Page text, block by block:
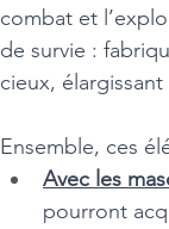
combat et
de survie :
cieux,
Ensemble, ces
Avec les
pourront